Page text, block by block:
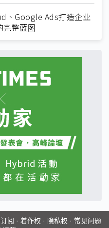
、Google Ads打造企业
整蓝图
阅 · 着作权 · 隐私权 · 常见问题